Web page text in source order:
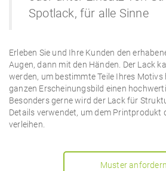
Spotlack, für alle Sinne
Erleben Sie und Ihre Kunden den
Augen, dann mit den Händen. Der Lack
werden, um bestimmte Teile Ihres
ganzen Erscheinungsbild einen
Besonders gerne wird der Lack für
Details verwendet, um dem Printprodukt
verleihen.
Muster anfordern